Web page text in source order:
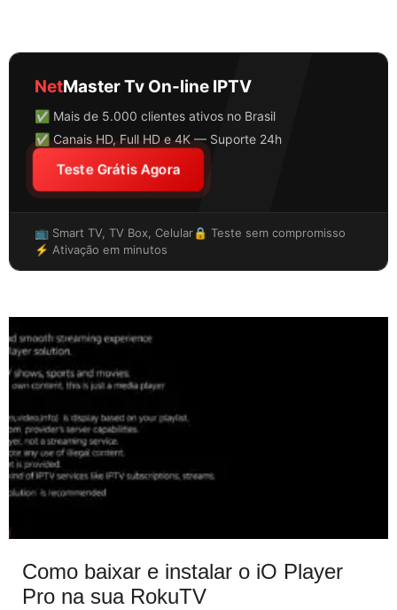
NetMaster Tv On-line IPTV
✅ Mais de 5.000 clientes ativos no Brasil
✅ Canais HD, Full HD e 4K — Suporte 24h
Teste Grátis Agora
📺 Smart TV, TV Box, Celular🔒 Teste sem compromisso
⚡ Ativação em minutos
Como baixar e instalar o iO Player
Pro na sua RokuTV